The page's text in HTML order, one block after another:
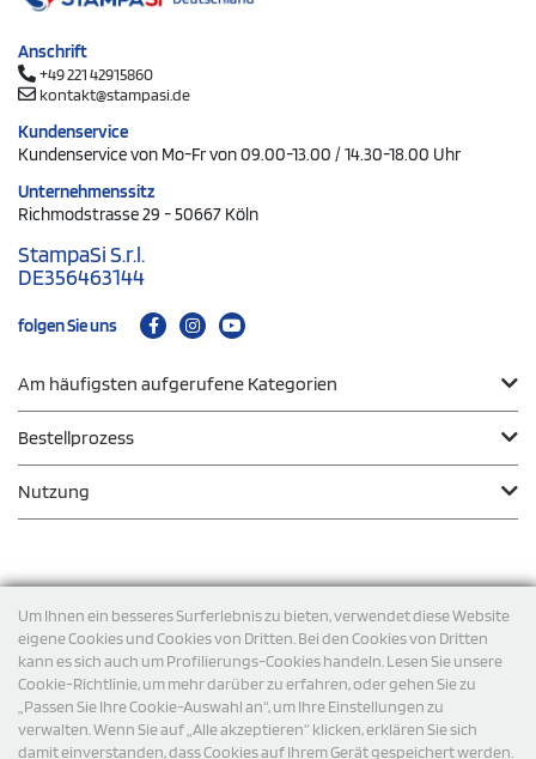
Um Ihnen ein besseres Surferlebnis zu bieten, verwendet diese Website
eigene Cookies und Cookies von Dritten. Bei den Cookies von Dritten
kann es sich auch um Profilierungs-Cookies handeln. Lesen Sie unsere
Cookie-Richtlinie, um mehr darüber zu erfahren, oder gehen Sie zu
„Passen Sie Ihre Cookie-Auswahl an“, um Ihre Einstellungen zu
verwalten. Wenn Sie auf „Alle akzeptieren“ klicken, erklären Sie sich
damit einverstanden, dass Cookies auf Ihrem Gerät gespeichert werden.
Anschrift
+49 221 42915860
kontakt@stampasi.de
Kundenservice
Kundenservice von Mo-Fr von 09.00-13.00 / 14.30-18.00 Uhr
Unternehmenssitz
Richmodstrasse 29 - 50667 Köln
StampaSi S.r.l.
DE356463144
folgen Sie uns
Am häufigsten aufgerufene Kategorien
Bestellprozess
Nutzung
Versand